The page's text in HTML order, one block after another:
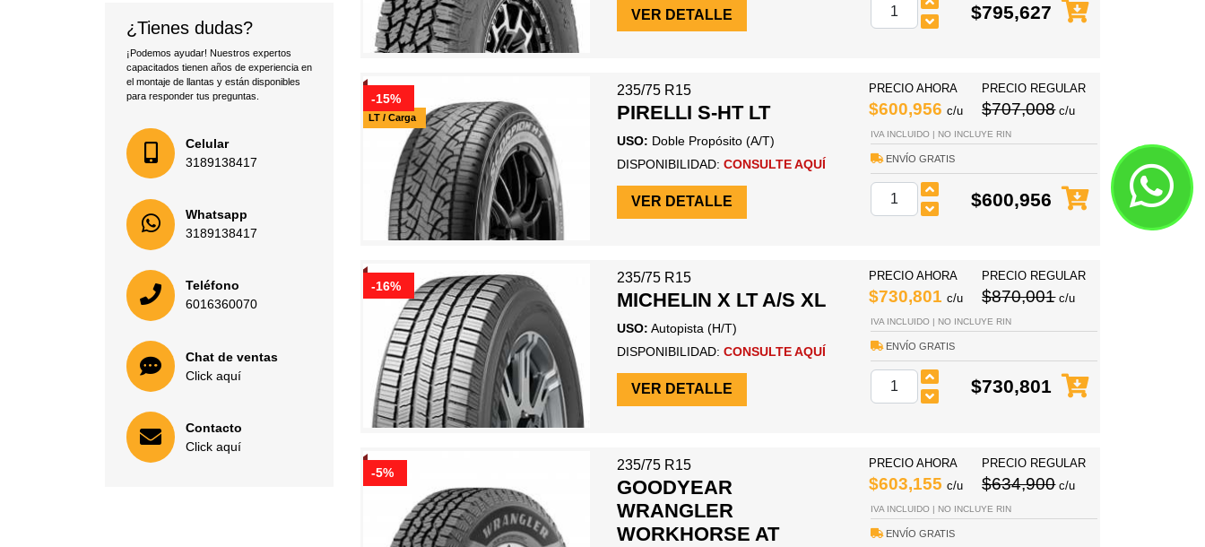
¿Tienes dudas?
¡Podemos ayudar! Nuestros expertos
capacitados tienen años de experiencia en
el montaje de llantas y están disponibles
para responder tus preguntas.
Celular
3189138417
Whatsapp
3189138417
Teléfono
6016360070
Chat de ventas
Click aquí
Contacto
Click aquí
VER DETALLE $795,627
LT / Carga
-15%
235/75 R15
PIRELLI S-HT LT
USO: Doble Propósito (A/T)
DISPONIBILIDAD: CONSULTE AQUÍ
VER DETALLE
PRECIO AHORA
$600,956 c/u
PRECIO REGULAR
$707,008c/u
IVA INCLUIDO | NO INCLUYE RIN
ENVÍO GRATIS
$600,956
-16%
235/75 R15
MICHELIN X LT A/S XL
USO: Autopista (H/T)
DISPONIBILIDAD: CONSULTE AQUÍ
VER DETALLE
PRECIO AHORA
$730,801 c/u
PRECIO REGULAR
$870,001c/u
IVA INCLUIDO | NO INCLUYE RIN
ENVÍO GRATIS
$730,801
-5%
235/75 R15
GOODYEAR
WRANGLER
WORKHORSE AT
PRECIO AHORA
$603,155 c/u
PRECIO REGULAR
$634,900c/u
IVA INCLUIDO | NO INCLUYE RIN
ENVÍO GRATIS